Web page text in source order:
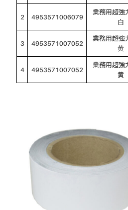
2 4953571006079
業務用超強
白
3 4953571007052
業務用超強
黄
4 4953571007052
業務用超強
黄